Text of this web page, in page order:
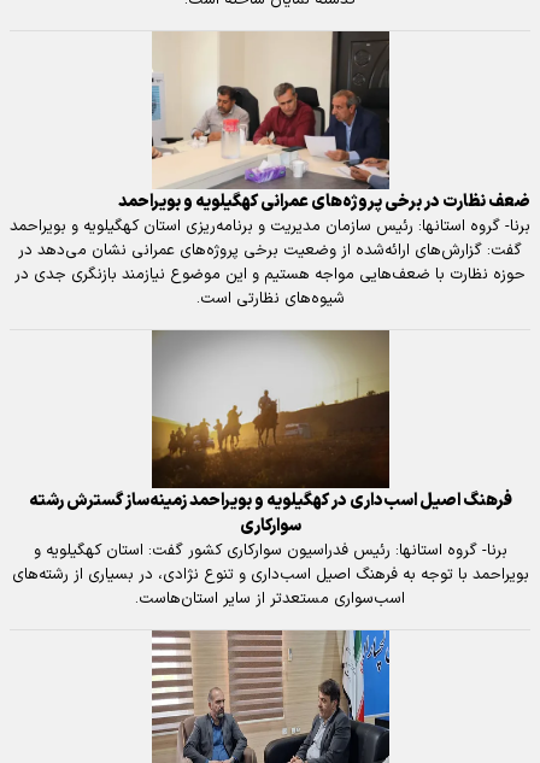
ضعف‌ نظارت در برخی پروژه‌های عمرانی کهگیلویه و بویراحمد
برنا- گروه استانها: رئیس سازمان مدیریت و برنامه‌ریزی استان کهگیلویه و بویراحمد
گفت: گزارش‌های ارائه‌شده از وضعیت برخی پروژه‌های عمرانی نشان می‌دهد در
حوزه نظارت با ضعف‌هایی مواجه هستیم و این موضوع نیازمند بازنگری جدی در
شیوه‌های نظارتی است.
فرهنگ اصیل اسب‌داری در کهگیلویه و بویراحمد زمینه‌ساز گسترش رشته
سوارکاری
برنا- گروه استانها: رئیس فدراسیون سوارکاری کشور گفت: استان کهگیلویه و
بویراحمد با توجه به فرهنگ اصیل اسب‌داری و تنوع نژادی، در بسیاری از رشته‌های
اسب‌سواری مستعدتر از سایر استان‌هاست.